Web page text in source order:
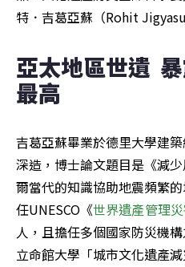
特．吉葛亞蘇（Rohit
亞太地區世遺
最高
吉葛亞蘇畢業於德里大學建
深造，博士論文題目是《減
爾當代的知識協助地震頻繁
任UNESCO《世界遺產管理
人，且擔任多個國家防災機
立命館大學「城市文化遺產減